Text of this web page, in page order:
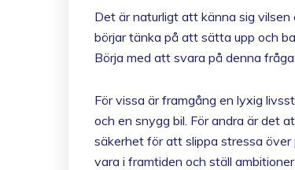
Det är naturligt att känna sig vilsen
börjar tänka på att sätta upp och
Börja med att svara på denna
För vissa är framgång en lyxig
och en snygg bil. För andra är det
säkerhet för att slippa stressa över
vara i framtiden och ställ